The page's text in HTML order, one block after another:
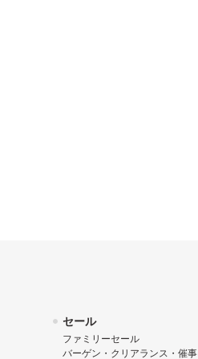
セール
ファミリーセール
バーゲン・クリアランス・催事